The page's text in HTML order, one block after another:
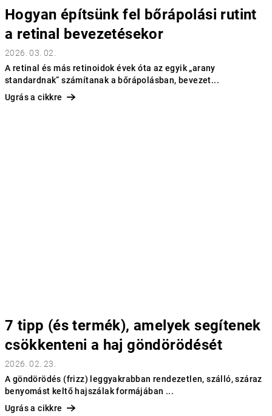
Hogyan építsünk fel bőrápolási rutint
a retinal bevezetésekor
2026. 03. 02.
A retinal és más retinoidok évek óta az egyik „arany
standardnak” számítanak a bőrápolásban, bevezet...
Ugrás a cikkre
7 tipp (és termék), amelyek segítenek
csökkenteni a haj göndörödését
2026. 02. 23.
A göndörödés (frizz) leggyakrabban rendezetlen, szálló, száraz
benyomást keltő hajszálak formájában ...
Ugrás a cikkre